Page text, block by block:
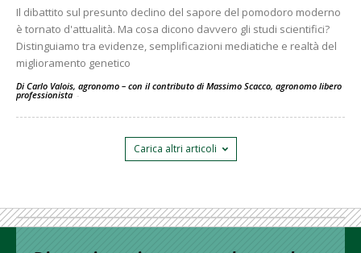
Il dibattito sul presunto declino del sapore del pomodoro moderno
è tornato d'attualità. Ma cosa dicono davvero gli studi scientifici?
Distinguiamo tra evidenze, semplificazioni mediatiche e realtà del
miglioramento genetico
Di Carlo Valois, agronomo – con il contributo di Massimo Scacco, agronomo libero
professionista -
Carica altri articoli